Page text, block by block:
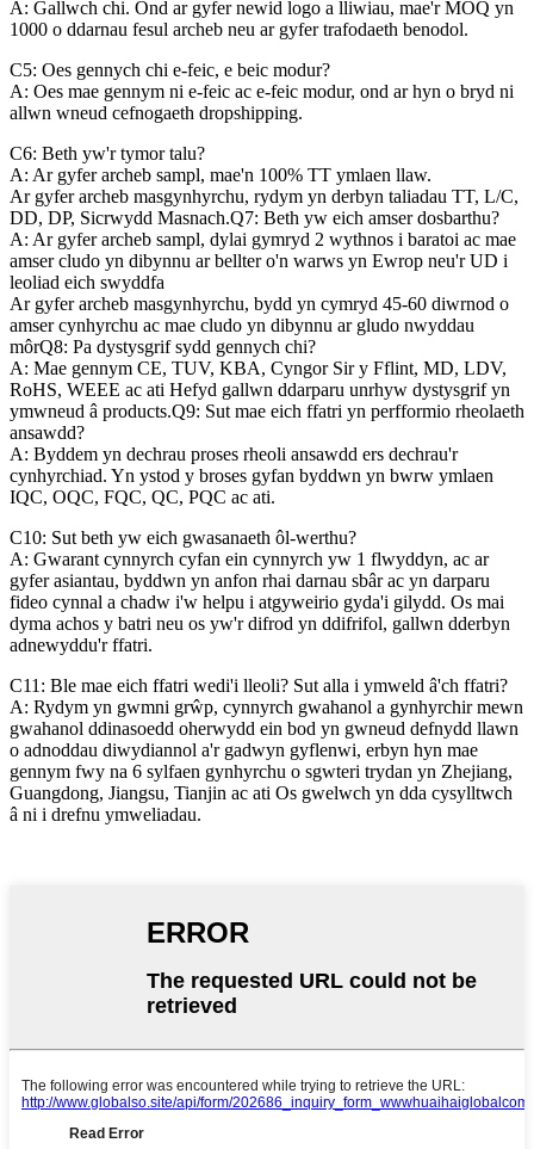
A: Gallwch chi. Ond ar gyfer newid logo a lliwiau, mae'r MOQ yn
1000 o ddarnau fesul archeb neu ar gyfer trafodaeth benodol.
C5: Oes gennych chi e-feic, e beic modur?
A: Oes mae gennym ni e-feic ac e-feic modur, ond ar hyn o bryd ni
allwn wneud cefnogaeth dropshipping.
C6: Beth yw'r tymor talu?
A: Ar gyfer archeb sampl, mae'n 100% TT ymlaen llaw.
Ar gyfer archeb masgynhyrchu, rydym yn derbyn taliadau TT, L/C,
DD, DP, Sicrwydd Masnach.Q7: Beth yw eich amser dosbarthu?
A: Ar gyfer archeb sampl, dylai gymryd 2 wythnos i baratoi ac mae
amser cludo yn dibynnu ar bellter o'n warws yn Ewrop neu'r UD i
leoliad eich swyddfa
Ar gyfer archeb masgynhyrchu, bydd yn cymryd 45-60 diwrnod o
amser cynhyrchu ac mae cludo yn dibynnu ar gludo nwyddau
môrQ8: Pa dystysgrif sydd gennych chi?
A: Mae gennym CE, TUV, KBA, Cyngor Sir y Fflint, MD, LDV,
RoHS, WEEE ac ati Hefyd gallwn ddarparu unrhyw dystysgrif yn
ymwneud â products.Q9: Sut mae eich ffatri yn perfformio rheolaeth
ansawdd?
A: Byddem yn dechrau proses rheoli ansawdd ers dechrau'r
cynhyrchiad. Yn ystod y broses gyfan byddwn yn bwrw ymlaen
IQC, OQC, FQC, QC, PQC ac ati.
C10: Sut beth yw eich gwasanaeth ôl-werthu?
A: Gwarant cynnyrch cyfan ein cynnyrch yw 1 flwyddyn, ac ar
gyfer asiantau, byddwn yn anfon rhai darnau sbâr ac yn darparu
fideo cynnal a chadw i'w helpu i atgyweirio gyda'i gilydd. Os mai
dyma achos y batri neu os yw'r difrod yn ddifrifol, gallwn dderbyn
adnewyddu'r ffatri.
C11: Ble mae eich ffatri wedi'i lleoli? Sut alla i ymweld â'ch ffatri?
A: Rydym yn gwmni grŵp, cynnyrch gwahanol a gynhyrchir mewn
gwahanol ddinasoedd oherwydd ein bod yn gwneud defnydd llawn
o adnoddau diwydiannol a'r gadwyn gyflenwi, erbyn hyn mae
gennym fwy na 6 sylfaen gynhyrchu o sgwteri trydan yn Zhejiang,
Guangdong, Jiangsu, Tianjin ac ati Os gwelwch yn dda cysylltwch
â ni i drefnu ymweliadau.